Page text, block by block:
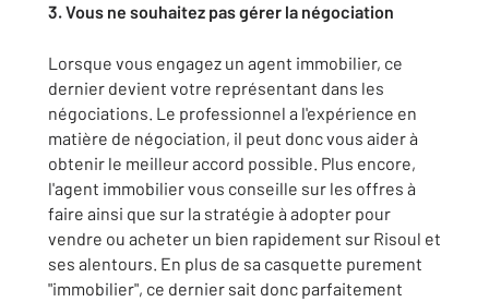
3. Vous ne souhaitez pas gérer la négociation
Lorsque vous engagez un agent immobilier, ce
dernier devient votre représentant dans les
négociations. Le professionnel a l'expérience en
matière de négociation, il peut donc vous aider à
obtenir le meilleur accord possible. Plus encore,
l'agent immobilier vous conseille sur les offres à
faire ainsi que sur la stratégie à adopter pour
vendre ou acheter un bien rapidement sur Risoul et
ses alentours. En plus de sa casquette purement
"immobilier", ce dernier sait donc parfaitement